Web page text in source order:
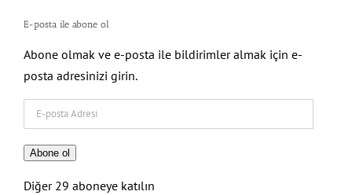
E-posta ile abone ol
Abone olmak ve e-posta ile bildirimler almak için e-
posta adresinizi girin.
posta
Adresi
Abone ol
Diğer 29 aboneye katılın